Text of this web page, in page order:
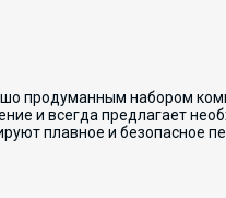
продуманным набором
и всегда предлагает
плавное и безопасное